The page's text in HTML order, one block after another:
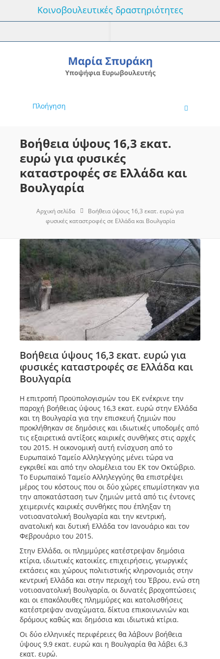
Κοινοβουλευτικές δραστηριότητες
Πλοήγηση
Βοήθεια ύψους 16,3 εκατ.
ευρώ για φυσικές
καταστροφές σε Ελλάδα και
Βουλγαρία
Αρχική σελίδα
Βοήθεια ύψους 16,3 εκατ. ευρώ για
φυσικές καταστροφές σε Ελλάδα και Βουλγαρία
Βοήθεια ύψους 16,3 εκατ. ευρώ για
φυσικές καταστροφές σε Ελλάδα και
Βουλγαρία
Η επιτροπή Προϋπολογισμών του ΕΚ ενέκρινε την
παροχή βοήθειας ύψους 16,3 εκατ. ευρώ στην Ελλάδα
και τη Βουλγαρία για την επισκευή ζημιών που
προκλήθηκαν σε δημόσιες και ιδιωτικές υποδομές από
τις εξαιρετικά αντίξοες καιρικές συνθήκες στις αρχές
του 2015. Η οικονομική αυτή ενίσχυση από το
Ευρωπαϊκό Ταμείο Αλληλεγγύης μένει τώρα να
εγκριθεί και από την ολομέλεια του ΕΚ τον Οκτώβριο.
Το Ευρωπαϊκό Ταμείο Αλληλεγγύης θα επιστρέψει
μέρος του κόστους που οι δύο χώρες επωμίστηκαν για
την αποκατάσταση των ζημιών μετά από τις έντονες
χειμερινές καιρικές συνθήκες που έπληξαν τη
νοτιοανατολική Βουλγαρία και την κεντρική,
ανατολική και δυτική Ελλάδα τον Ιανουάριο και τον
Φεβρουάριο του 2015.
Στην Ελλάδα, οι πλημμύρες κατέστρεψαν δημόσια
κτίρια, ιδιωτικές κατοικίες, επιχειρήσεις, γεωργικές
εκτάσεις και χώρους πολιτιστικής κληρονομιάς στην
κεντρική Ελλάδα και στην περιοχή του Έβρου, ενώ στη
νοτιοανατολική Βουλγαρία, οι δυνατές βροχοπτώσεις
και οι επακόλουθες πλημμύρες και κατολισθήσεις
κατέστρεψαν αναχώματα, δίκτυα επικοινωνιών και
δρόμους καθώς και δημόσια και ιδιωτικά κτίρια.
Οι δύο ελληνικές περιφέρειες θα λάβουν βοήθεια
ύψους 9,9 εκατ. ευρώ και η Βουλγαρία θα λάβει 6,3
εκατ. ευρώ.